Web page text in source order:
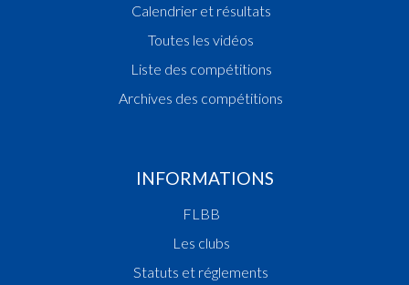
Calendrier et résultats
Toutes les vidéos
Liste des compétitions
Archives des compétitions
INFORMATIONS
FLBB
Les clubs
Statuts et réglements